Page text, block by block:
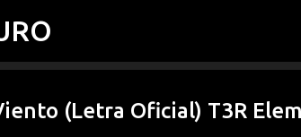
(Letra Oficial) T3R